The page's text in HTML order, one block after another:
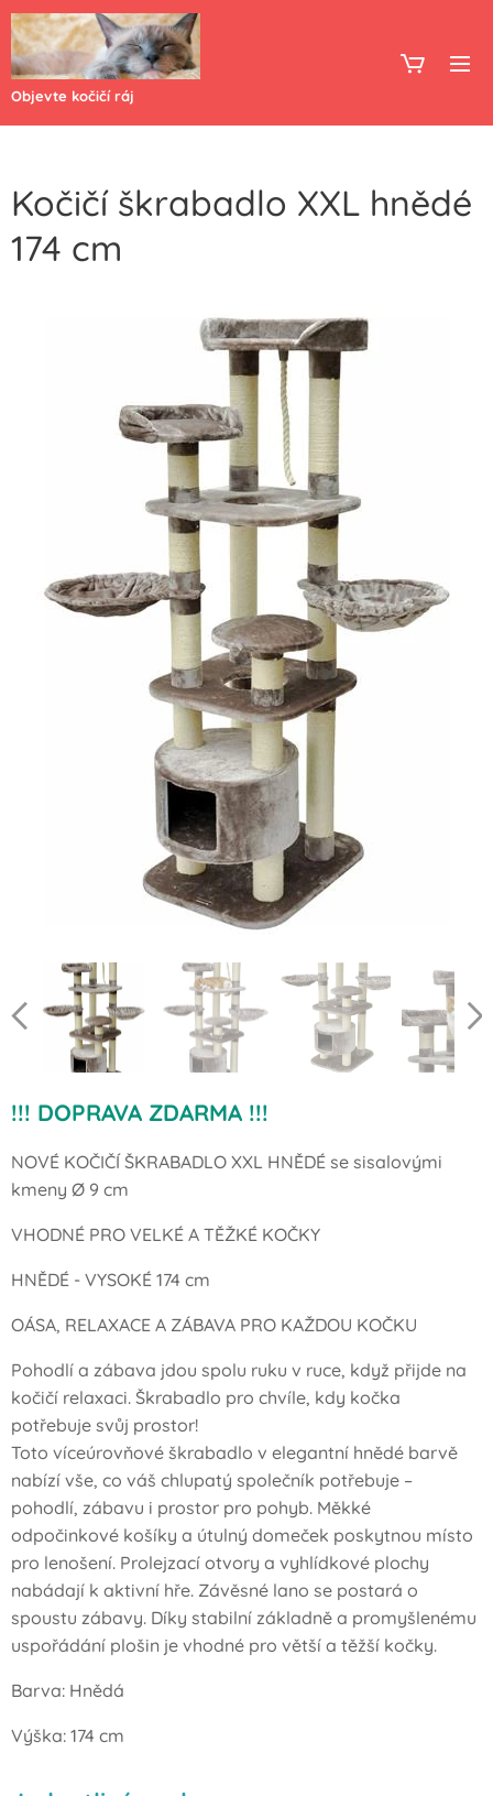
Objevte kočičí ráj
Kočičí škrabadlo XXL hnědé
174 cm
!!! DOPRAVA ZDARMA !!!
NOVÉ KOČIČÍ ŠKRABADLO XXL HNĚDÉ se sisalovými
kmeny Ø 9 cm
VHODNÉ PRO VELKÉ A TĚŽKÉ KOČKY
HNĚDÉ - VYSOKÉ 174 cm
OÁSA, RELAXACE A ZÁBAVA PRO KAŽDOU KOČKU
Pohodlí a zábava jdou spolu ruku v ruce, když přijde na
kočičí relaxaci. Škrabadlo pro chvíle, kdy kočka
potřebuje svůj prostor!
Toto víceúrovňové škrabadlo v elegantní hnědé barvě
nabízí vše, co váš chlupatý společník potřebuje –
pohodlí, zábavu i prostor pro pohyb. Měkké
odpočinkové košíky a útulný domeček poskytnou místo
pro lenošení. Prolejzací otvory a vyhlídkové plochy
nabádají k aktivní hře. Závěsné lano se postará o
spoustu zábavy. Díky stabilní základně a promyšlenému
uspořádání plošin je vhodné pro větší a těžší kočky.
Barva: Hnědá
Výška: 174 cm